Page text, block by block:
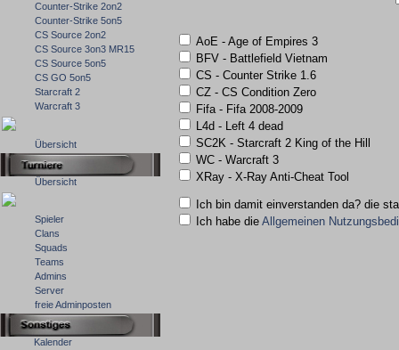
Counter-Strike 2on2
Counter-Strike 5on5
CS Source 2on2
CS Source 3on3 MR15
CS Source 5on5
CS GO 5on5
Starcraft 2
Warcraft 3
Übersicht
Übersicht
Spieler
Clans
Squads
Teams
Admins
Server
freie Adminposten
Kalender
AoE - Age of Empires 3
BFV - Battlefield Vietnam
CS - Counter Strike 1.6
CZ - CS Condition Zero
Fifa - Fifa 2008-2009
L4d - Left 4 dead
SC2K - Starcraft 2 King of the Hill
WC - Warcraft 3
XRay - X-Ray Anti-Cheat Tool
Ich bin damit einverstanden da? die
Ich habe die Allgemeinen